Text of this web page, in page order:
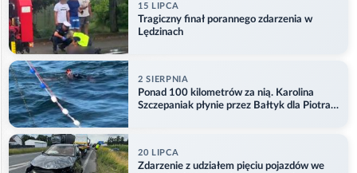
15 LIPCA
Tragiczny finał porannego zdarzenia w
Lędzinach
2 SIERPNIA
Ponad 100 kilometrów za nią. Karolina
Szczepaniak płynie przez Bałtyk dla Piotra.
20 LIPCA
Zdarzenie z udziałem pięciu pojazdów we